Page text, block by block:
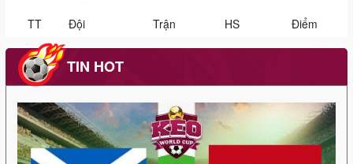
TT Đội Trận HS Điểm
TIN HOT